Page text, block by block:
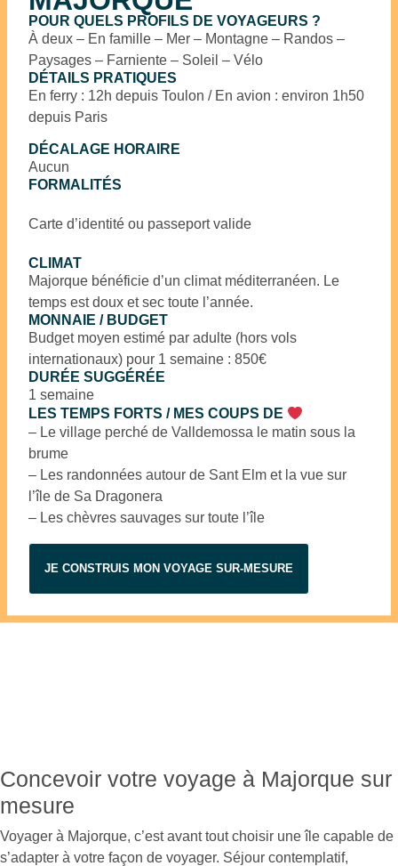
POUR QUELS PROFILS DE VOYAGEURS ?
À deux – En famille – Mer – Montagne – Randos –
Paysages – Farniente – Soleil – Vélo
DÉTAILS PRATIQUES
En ferry : 12h depuis Toulon / En avion : environ 1h50
depuis Paris
DÉCALAGE HORAIRE
Aucun
FORMALITÉS
Carte d’identité ou passeport valide
CLIMAT
Majorque bénéficie d’un climat méditerranéen. Le
temps est doux et sec toute l’année.
MONNAIE / BUDGET
Budget moyen estimé par adulte (hors vols
internationaux) pour 1 semaine : 850€
DURÉE SUGGÉRÉE
1 semaine
LES TEMPS FORTS / MES COUPS DE
– Le village perché de Valldemossa le matin sous la
brume
– Les randonnées autour de Sant Elm et la vue sur
l’île de Sa Dragonera
– Les chèvres sauvages sur toute l’île
JE CONSTRUIS MON VOYAGE SUR-MESURE
Concevoir votre voyage à Majorque sur
mesure
Voyager à Majorque, c’est avant tout choisir une île capable de
s’adapter à votre façon de voyager. Séjour contemplatif,